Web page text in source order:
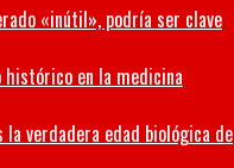
«inútil», podría ser clave
histórico en la medicina
verdadera edad biológica de